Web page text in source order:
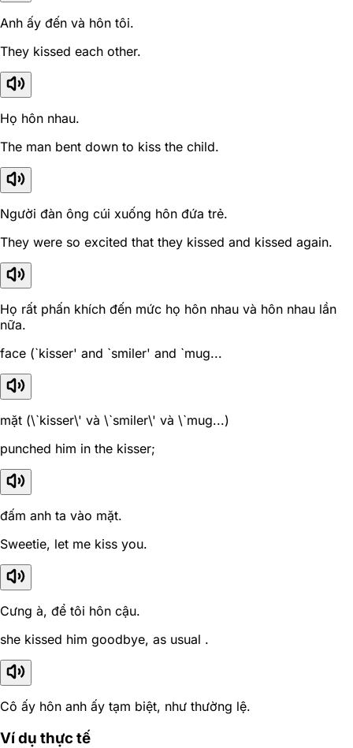
Anh ấy đến và hôn tôi.
They kissed each other.
Họ hôn nhau.
The man bent down to kiss the child.
Người đàn ông cúi xuống hôn đứa trẻ.
They were so excited that they kissed and kissed again.
Họ rất phấn khích đến mức họ hôn nhau và hôn nhau lần
nữa.
face (`kisser' and `smiler' and `mug...
mặt (\`kisser\' và \`smiler\' và \`mug...)
punched him in the kisser;
đấm anh ta vào mặt.
Sweetie, let me kiss you.
Cưng à, để tôi hôn cậu.
she kissed him goodbye, as usual .
Cô ấy hôn anh ấy tạm biệt, như thường lệ.
Ví dụ thực tế